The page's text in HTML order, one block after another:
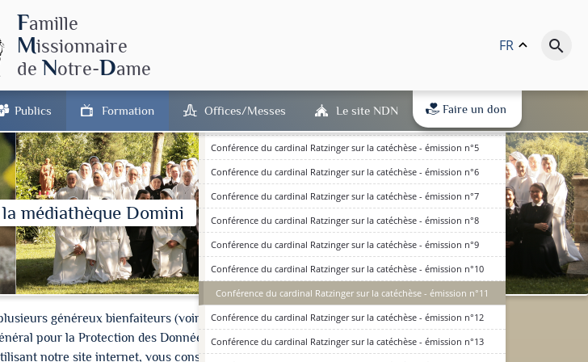
Famille
Missionnaire
de Notre-Dame
FR keyboard_arrow_up search
Publics Formation Offices/Messes Le site NDN Faire un don
médiathèque Domini
généreux bienfaiteurs (voir les crédits en bas de page) : qu'ils
pour la Protection des Données » (RGPD) est entré en vigueur.
notre site internet, vous consentez à notre politique de
Conférence du cardinal Ratzinger sur la catéchèse - émission n°4
Conférence du cardinal Ratzinger sur la catéchèse - émission n°5
Conférence du cardinal Ratzinger sur la catéchèse - émission n°6
Conférence du cardinal Ratzinger sur la catéchèse - émission n°7
Conférence du cardinal Ratzinger sur la catéchèse - émission n°8
Conférence du cardinal Ratzinger sur la catéchèse - émission n°9
Conférence du cardinal Ratzinger sur la catéchèse - émission n°10
Conférence du cardinal Ratzinger sur la catéchèse - émission n°11
Conférence du cardinal Ratzinger sur la catéchèse - émission n°12
Conférence du cardinal Ratzinger sur la catéchèse - émission n°13